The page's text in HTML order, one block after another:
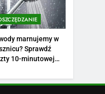
dodatki i
podwyżkę
nauczyciel
średnie
marnujemy w
Sprawdź
10-minutowej